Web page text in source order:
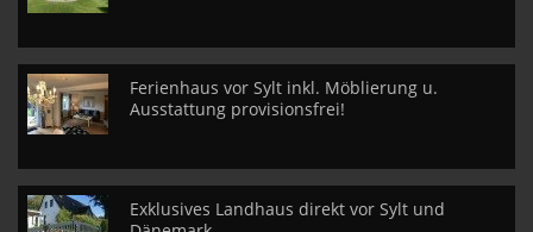
Ferienhaus vor Sylt inkl. Möblierung u.
Ausstattung provisionsfrei!
Exklusives Landhaus direkt vor Sylt und